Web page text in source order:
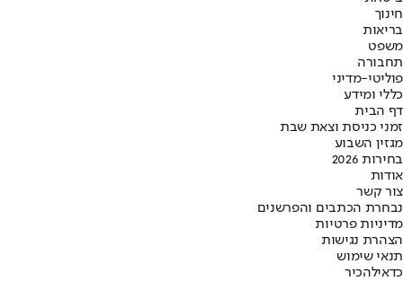
חינוך
בריאות
משפט
תחבורה
פוליטי-מדיני
כללי ומידע
דף הבית
זמני כניסת וצאת שבת
מגזין השבוע
בחירות 2026
אודות
צור קשר
נבחרת הכתבים והפרשנים
מדיניות פרטיות
הצהרת נגישות
תנאי שימוש
כדאילהכיר